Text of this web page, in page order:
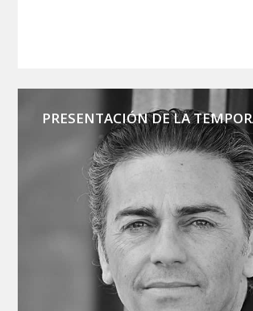
PRESENTACIÓN DE LA